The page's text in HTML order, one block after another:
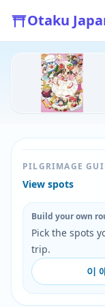
Otaku
PILGRIMAGE
View spots
Build your own
Pick the spots
trip.
이